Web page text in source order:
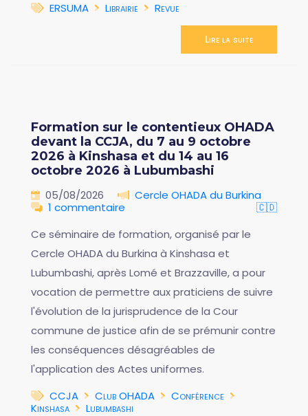
ERSUMA
Librairie Revue
Lire la suite
Formation sur le contentieux OHADA
devant la CCJA, du 7 au 9 octobre
2026 à Kinshasa et du 14 au 16
octobre 2026 à Lubumbashi
05/08/2026
Cercle OHADA du Burkina
1 commentaire
🇨🇩
Ce séminaire de formation, organisé par le
Cercle OHADA du Burkina à Kinshasa et
Lubumbashi, après Lomé et Brazzaville, a pour
vocation de permettre aux praticiens de suivre
l'évolution de la jurisprudence de la Cour
commune de justice afin de se prémunir contre
les conséquences désagréables de
l'application des Actes uniformes.
CCJA
Club OHADA
Conférence
Kinshasa
Lubumbashi